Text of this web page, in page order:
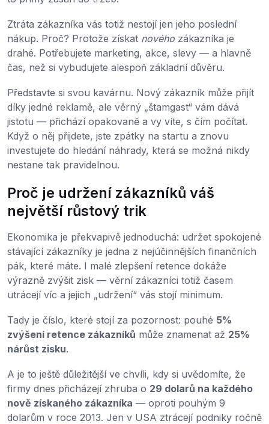
Ztráta zákazníka vás totiž nestojí jen jeho poslední
nákup. Proč? Protože získat nového zákazníka je
drahé. Potřebujete marketing, akce, slevy — a hlavně
čas, než si vybudujete alespoň základní důvěru.
Představte si svou kavárnu. Nový zákazník může přijít
díky jedné reklamě, ale věrný „štamgast“ vám dává
jistotu — přichází opakovaně a vy víte, s čím počítat.
Když o něj přijdete, jste zpátky na startu a znovu
investujete do hledání náhrady, která se možná nikdy
nestane tak pravidelnou.
Proč je udržení zákazníků váš
největší růstový trik
Ekonomika je překvapivě jednoduchá: udržet spokojené
stávající zákazníky je jedna z nejúčinnějších finančních
pák, které máte. I malé zlepšení retence dokáže
výrazně zvýšit zisk — věrní zákazníci totiž časem
utrácejí víc a jejich „udržení“ vás stojí minimum.
Tady je číslo, které stojí za pozornost: pouhé 5%
zvýšení retence zákazníků může znamenat až 25%
nárůst zisku.
A je to ještě důležitější ve chvíli, kdy si uvědomíte, že
firmy dnes přicházejí zhruba o 29 dolarů na každého
nově získaného zákazníka — oproti pouhým 9
dolarům v roce 2013. Jen v USA ztrácejí podniky ročně